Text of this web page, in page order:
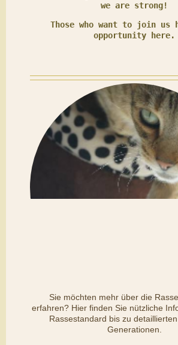
Those who want to join us
Sie möchten mehr über die
erfahren? Hier finden Sie nützliche
Rassestandard bis zu
Generationen.